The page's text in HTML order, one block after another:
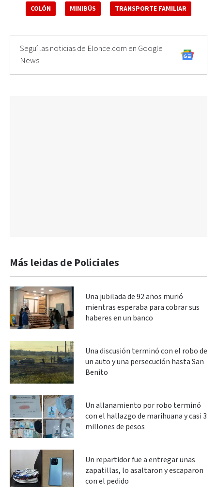
COLÓN MINIBÚS TRANSPORTE FAMILIAR
Seguí las noticias de Elonce.com en Google
News
Más leidas de Policiales
Una jubilada de 92 años murió
mientras esperaba para cobrar sus
haberes en un banco
Una discusión terminó con el robo de
un auto y una persecución hasta San
Benito
Un allanamiento por robo terminó
con el hallazgo de marihuana y casi 3
millones de pesos
Un repartidor fue a entregar unas
zapatillas, lo asaltaron y escaparon
con el pedido